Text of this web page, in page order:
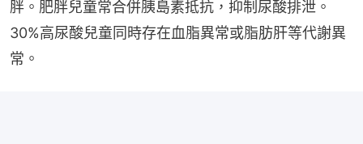
胖。肥胖兒童常合併胰島素抵抗，抑制尿酸排泄。
30%高尿酸兒童同時存在血脂異常或脂肪肝等代謝異
常。